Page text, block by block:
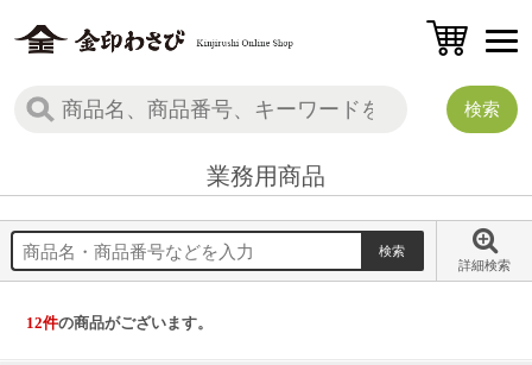
業務用商品
詳細検索
12件の商品がございます。